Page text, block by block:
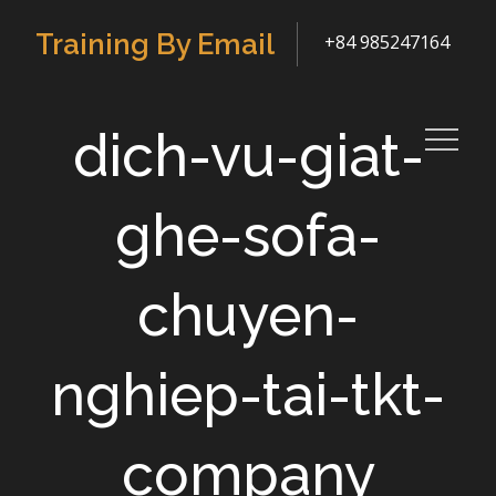
Training By Email +84 985247164
dich-vu-giat-
ghe-sofa-
chuyen-
nghiep-tai-tkt-
company